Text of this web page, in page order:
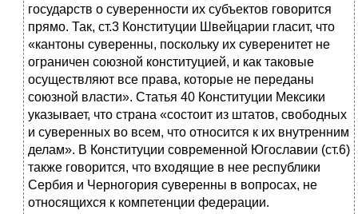
госу­дарств о суверенности их субъектов говорится
прямо. Так, ст.3 Консти­туции Швейцарии гласит, что
«кантоны суверенны, поскольку их суве­ренитет не
ограничен союзной конституцией, и как таковые
осущест­вляют все права, которые не переданы
союзной власти». Статья 40 Конституции Мексики
указывает, что страна «состоит из штатов, сво­бодных
и суверенных во всем, что относится к их внутренним
делам». В Конституции современной Югославии (ст.6)
также говорится, что входящие в нее республики
Сербия и Черногория суверенны в вопро­сах, не
относящихся к компетенции федерации.